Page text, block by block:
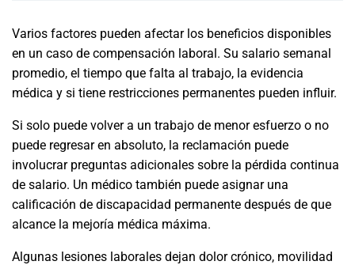
Varios factores pueden afectar los beneficios disponibles
en un caso de compensación laboral. Su salario semanal
promedio, el tiempo que falta al trabajo, la evidencia
médica y si tiene restricciones permanentes pueden influir.
Si solo puede volver a un trabajo de menor esfuerzo o no
puede regresar en absoluto, la reclamación puede
involucrar preguntas adicionales sobre la pérdida continua
de salario. Un médico también puede asignar una
calificación de discapacidad permanente después de que
alcance la mejoría médica máxima.
Algunas lesiones laborales dejan dolor crónico, movilidad